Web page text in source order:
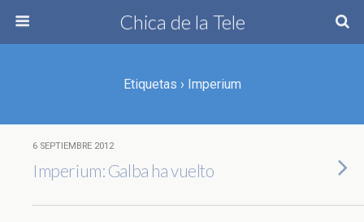
Chica de la Tele
Etiquetas › Imperium
6 SEPTIEMBRE 2012
Imperium: Galba ha vuelto